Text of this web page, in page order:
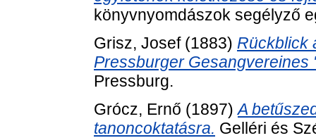
könyvnyomdászok segélyző
Grisz, Josef(1883) Rückblick
Pressburger Gesangvereines
Pressburg.
Grócz, Ernő (1897)A
tanoncoktatásra. Gelléri és